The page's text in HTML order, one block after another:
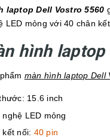
laptop Dell Vostro 5560
LED mỏng với 40 chân
hình
màn hình laptop Dell
15.6 inch
nghệ LED mỏng
kết nối: 40 pin